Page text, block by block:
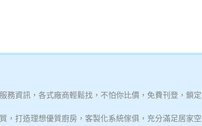
務資訊，各式廠商輕鬆找，不怕你比價，免費刊登，鎖定
，打造理想優質廚房，客製化系統傢俱，充分滿足居家